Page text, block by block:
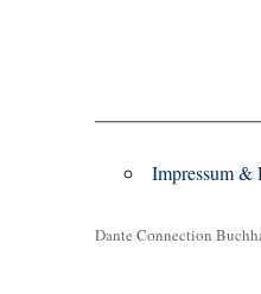
Impressum &
Dante Connection